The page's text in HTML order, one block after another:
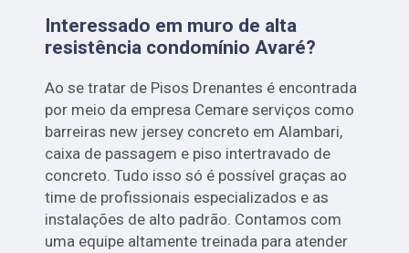
Interessado em muro de alta
resistência condomínio Avaré?
Ao se tratar de Pisos Drenantes é encontrada
por meio da empresa Cemare serviços como
barreiras new jersey concreto em Alambari,
caixa de passagem e piso intertravado de
concreto. Tudo isso só é possível graças ao
time de profissionais especializados e as
instalações de alto padrão. Contamos com
uma equipe altamente treinada para atender